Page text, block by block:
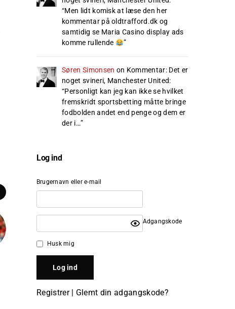
“Men lidt komisk at læse den her
kommentar på oldtrafford.dk og
samtidig se Maria Casino display ads
komme rullende
”
Søren Simonsen on Kommentar: Det er
noget svineri, Manchester United:
“Personligt kan jeg kan ikke se hvilket
fremskridt sportsbetting måtte bringe
fodbolden andet end penge og dem er
der i…”
Log ind
Brugernavn eller e-mail
Adgangskode
Husk mig
Registrer| Glemt din adgangskode?